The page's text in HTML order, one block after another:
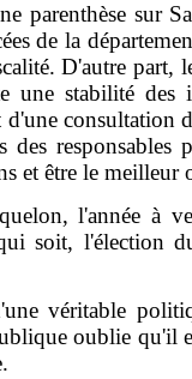
parenthèse sur
de la
D'autre part,
une stabilité
consultation
des
et être le
l'année à
soit, l'élection
véritable
oublie qu'il